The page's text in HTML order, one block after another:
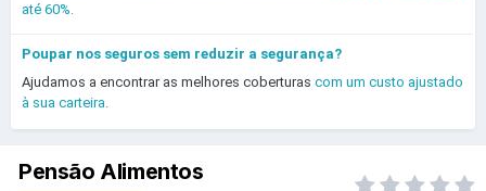
até 60%.
Poupar nos seguros sem reduzir a segurança?
Ajudamos a encontrar as melhores coberturas com um custo ajustado
à sua carteira.
Pensão Alimentos